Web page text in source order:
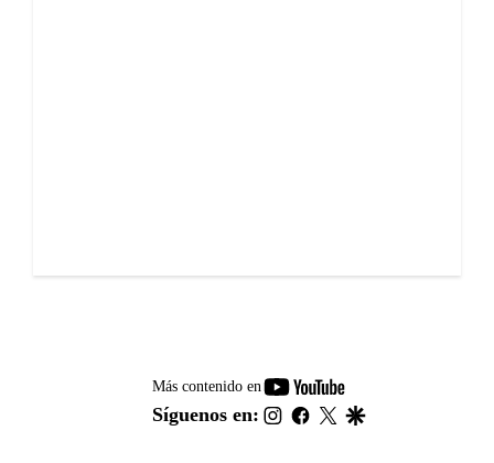
Más contenido en
youtube-
footer
Síguenos en: instagram
facebook
twitter